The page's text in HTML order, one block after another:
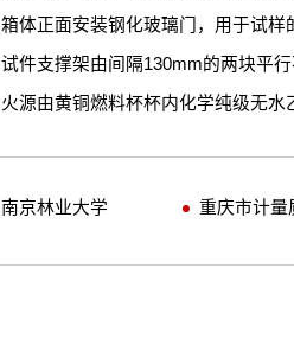
箱体正面安装钢化玻璃门，用于试
试件支撑架由间隔130mm的两块平
火源由黄铜燃料杯杯内化学纯级无
南京林业大学 重庆市计量